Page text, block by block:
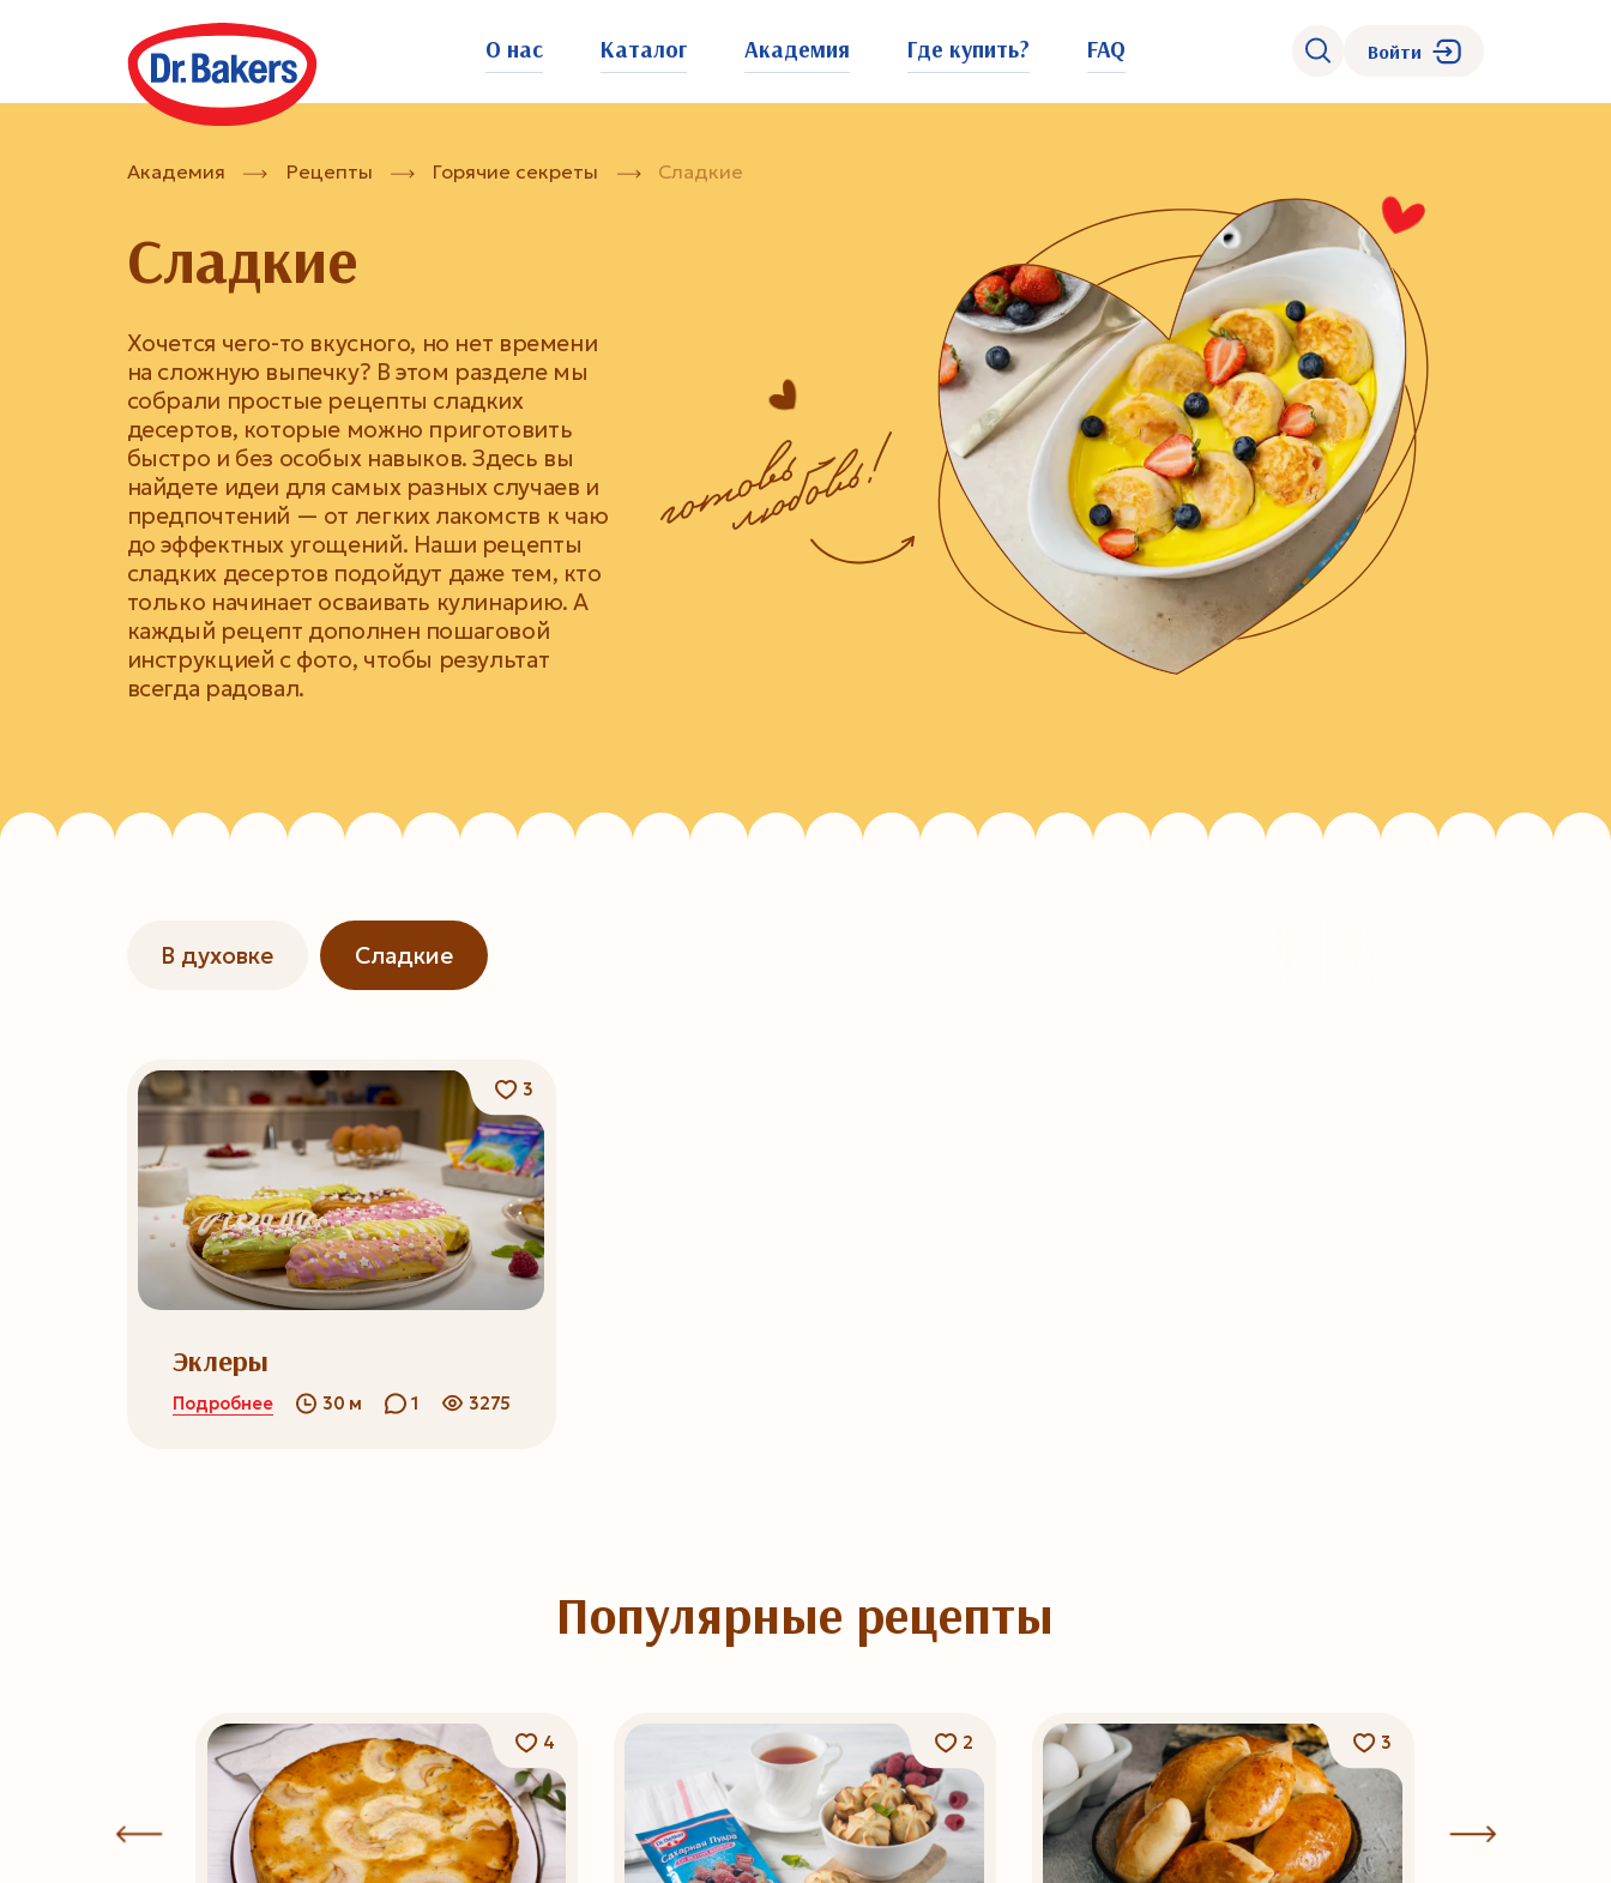
О нас Каталог Академия Где купить? FAQ Войти
Академия Рецепты Горячие секреты Сладкие
Сладкие
Хочется чего-то вкусного, но нет времени
на сложную выпечку? В этом разделе мы
собрали простые рецепты сладких
десертов, которые можно приготовить
быстро и без особых навыков. Здесь вы
найдете идеи для самых разных случаев и
предпочтений — от легких лакомств к чаю
до эффектных угощений. Наши рецепты
сладких десертов подойдут даже тем, кто
только начинает осваивать кулинарию. А
каждый рецепт дополнен пошаговой
инструкцией с фото, чтобы результат
всегда радовал.
В духовке Сладкие
3
Эклеры
Подробнее 30 м 1 3275
Популярные рецепты
4 2 3